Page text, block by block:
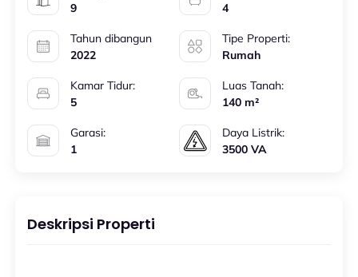
9
Tahun dibangun
2022
4
Tipe Properti:
Rumah
Kamar Tidur:
5
Garasi:
1
Luas Tanah:
140 m²
Daya Listrik:
3500 VA
Deskripsi Properti